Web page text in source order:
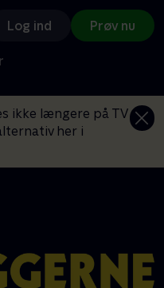
Log ind Prøv nu
ikke længere på TV
her i